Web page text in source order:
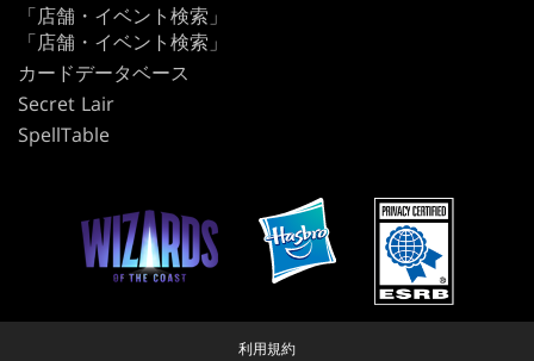
「店舗・イベント検索」
「店舗・イベント検索」
カードデータベース
Secret Lair
SpellTable
利用規約